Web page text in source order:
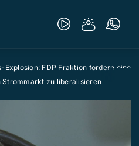
Explosion: FDP Fraktion fordern eine
Strommarkt zu liberalisieren